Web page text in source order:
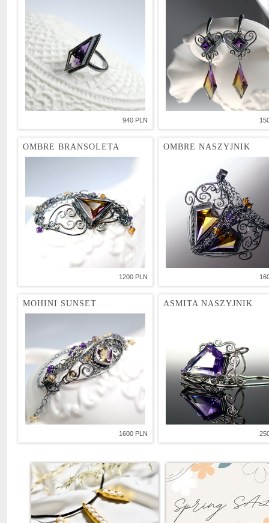
940 PLN
OMBRE BRANSOLETA
1200 PLN
OMBRE NASZYJNIK
MOHINI SUNSET
1600 PLN
ASMITA NASZYJNIK